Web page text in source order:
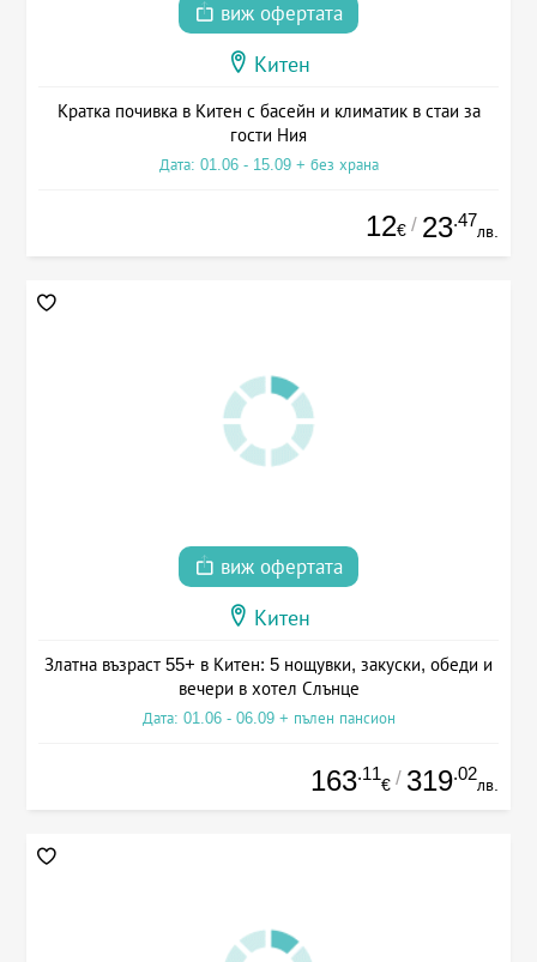
виж офертата
Китен
Кратка почивка в Китен с басейн и климатик в стаи за
гости Ния
Дата: 01.06 - 15.09 + без храна
12€ / 23.47
лв.
виж офертата
Китен
Златна възраст 55+ в Китен: 5 нощувки, закуски, обеди и
вечери в хотел Слънце
Дата: 01.06 - 06.09 + пълен пансион
163.11
€ / 319.02
лв.